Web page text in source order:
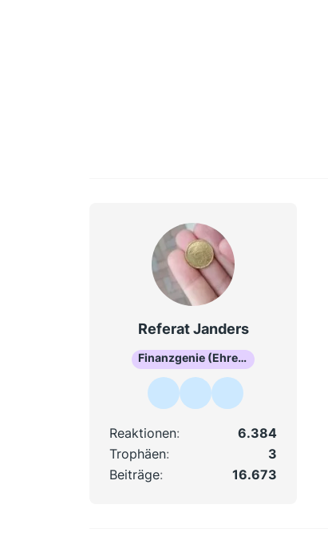
Referat Janders
Finanzgenie (Ehrenmitglied)
Reaktionen
6.384
Trophäen
3
Beiträge
16.673